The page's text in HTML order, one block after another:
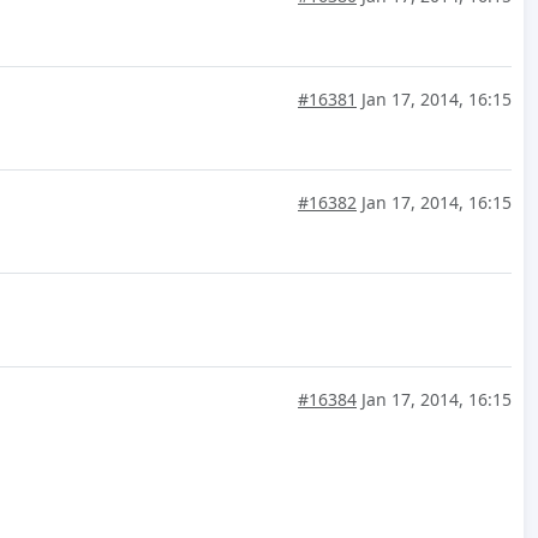
#16381 Jan 17, 2014, 16:15
#16382 Jan 17, 2014, 16:15
#16384 Jan 17, 2014, 16:15